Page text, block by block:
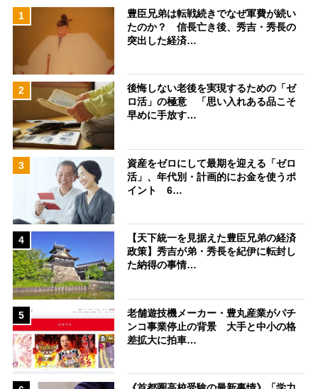
1
豊臣兄弟は転戦続きでなぜ軍費が続い
たのか？ 信長亡き後、秀吉・秀長の
突出した経済…
2
後悔しない老後を実現するための「ゼ
ロ活」の極意 「思い入れある品こそ
早めに手放す…
3
資産をゼロにして最期を迎える「ゼロ
活」、年代別・計画的にお金を使うポ
イント 6…
4
【天下統一を見据えた豊臣兄弟の経済
政策】秀吉が弟・秀長を紀伊に転封し
た納得の事情…
5
老舗遊技機メーカー・豊丸産業がパチ
ンコ事業停止の背景 大手と中小の格
差拡大に拍車…